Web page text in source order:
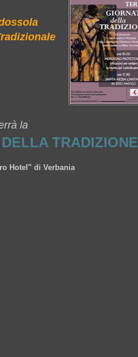
la
TRADIZIONE
Hotel" di Verbania